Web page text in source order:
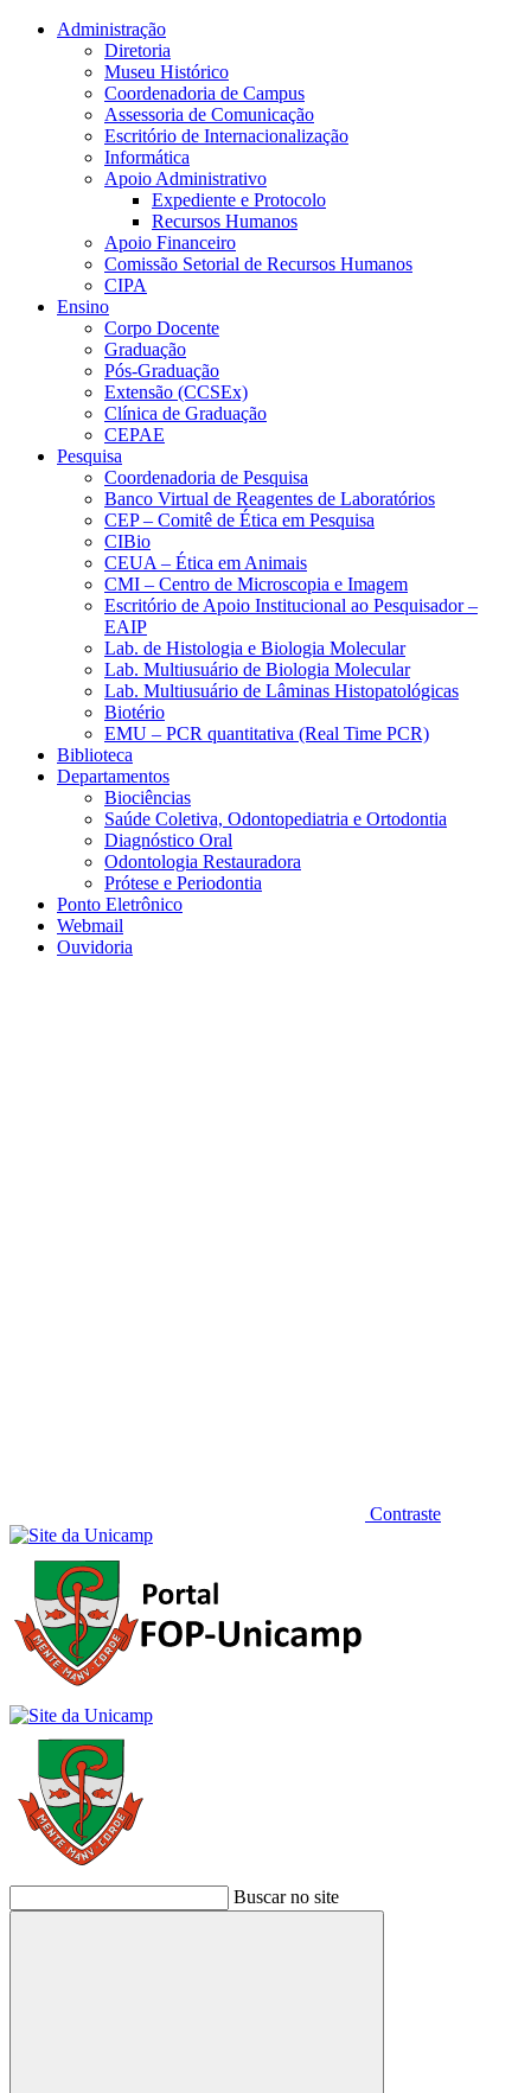
Conteúdo principal Menu principal
Administração
Diretoria
Museu Histórico
Coordenadoria de Campus
Assessoria de Comunicação
Escritório de Internacionalização
Informática
Apoio Administrativo
Expediente e Protocolo
Recursos Humanos
Apoio Financeiro
Comissão Setorial de Recursos Humanos
CIPA
Ensino
Corpo Docente
Graduação
Pós-Graduação
Extensão (CCSEx)
Clínica de Graduação
CEPAE
Pesquisa
Coordenadoria de Pesquisa
Banco Virtual de Reagentes de Laboratórios
CEP – Comitê de Ética em Pesquisa
CIBio
CEUA – Ética em Animais
CMI – Centro de Microscopia e Imagem
Escritório de Apoio Institucional ao Pesquisador –
EAIP
Lab. de Histologia e Biologia Molecular
Lab. Multiusuário de Biologia Molecular
Lab. Multiusuário de Lâminas Histopatológicas
Biotério
EMU – PCR quantitativa (Real Time PCR)
Biblioteca
Departamentos
Biociências
Saúde Coletiva, Odontopediatria e Ortodontia
Diagnóstico Oral
Odontologia Restauradora
Prótese e Periodontia
Ponto Eletrônico
Webmail
Ouvidoria
Contraste
Buscar no site